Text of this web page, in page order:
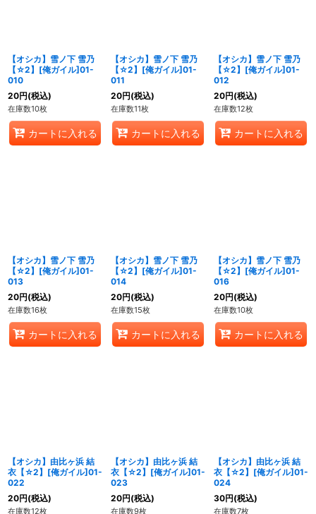
【オシカ】雪ノ下 雪乃
【☆2】[俺ガイル]01-
010
20円(税込)
在庫数10枚
カートに入れる
【オシカ】雪ノ下 雪乃
【☆2】[俺ガイル]01-
011
20円(税込)
在庫数11枚
カートに入れる
【オシカ】雪ノ下 雪乃
【☆2】[俺ガイル]01-
012
20円(税込)
在庫数12枚
カートに入れる
【オシカ】雪ノ下 雪乃
【☆2】[俺ガイル]01-
013
20円(税込)
在庫数16枚
カートに入れる
【オシカ】雪ノ下 雪乃
【☆2】[俺ガイル]01-
014
20円(税込)
在庫数15枚
カートに入れる
【オシカ】雪ノ下 雪乃
【☆2】[俺ガイル]01-
016
20円(税込)
在庫数10枚
カートに入れる
【オシカ】由比ヶ浜 結
衣【☆2】[俺ガイル]01-
022
20円(税込)
在庫数12枚
【オシカ】由比ヶ浜 結
衣【☆2】[俺ガイル]01-
023
20円(税込)
在庫数9枚
【オシカ】由比ヶ浜 結
衣【☆2】[俺ガイル]01-
024
30円(税込)
在庫数7枚